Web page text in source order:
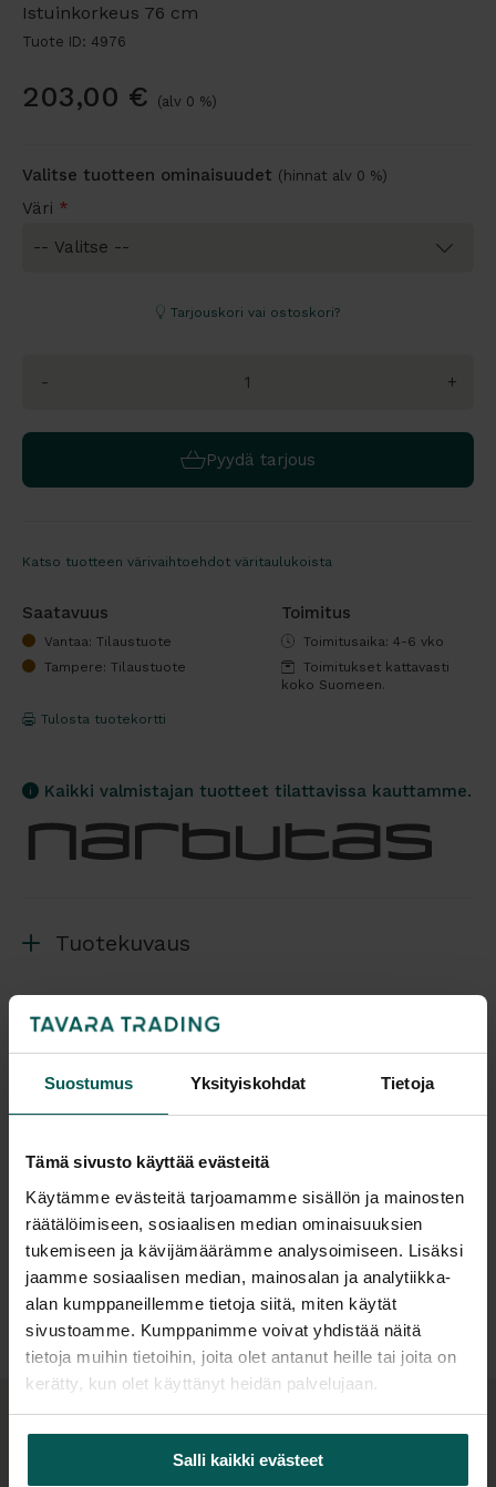
Suostumus Yksityiskohdat Tietoja
Tämä sivusto käyttää evästeitä
Käytämme evästeitä tarjoamamme sisällön ja mainosten
räätälöimiseen, sosiaalisen median ominaisuuksien
tukemiseen ja kävijämäärämme analysoimiseen. Lisäksi
jaamme sosiaalisen median, mainosalan ja analytiikka-
alan kumppaneillemme tietoja siitä, miten käytät
sivustoamme. Kumppanimme voivat yhdistää näitä
tietoja muihin tietoihin, joita olet antanut heille tai joita on
kerätty, kun olet käyttänyt heidän palvelujaan.
Salli kaikki evästeet
Istuinkorkeus 76 cm
Tuote ID: 4976
203,00 € (alv 0 %)
Valitse tuotteen ominaisuudet (hinnat alv 0 %)
Väri *
Tarjouskori vai ostoskori?
- +
Pyydä tarjous
Katso tuotteen värivaihtoehdot väritaulukoista
Saatavuus
Vantaa: Tilaustuote
Tampere: Tilaustuote
Toimitus
Toimitusaika: 4-6 vko
Toimitukset kattavasti
koko Suomeen.
Tulosta tuotekortti
Kaikki valmistajan tuotteet tilattavissa kauttamme.
Tuotekuvaus
POLYTONE-L on baarituoli, joka soveltuu
toimistoihin sekä ravintoloihin ja kahviloihin.
Istuin on korkealaatuista polypropyleenia,
istuin 20 mm pehmusteella ja verhoilu kankaalla
tai keinonahalla. Tuoli on pinottava.
Materiaali- ja värivaihtoehdot:
Istuimen ja rungon materiaali
polypropyleeni/metalli, eri värivaihtoehtoja.
Istuimen verhoiluun useita eri verhoilu- ja
värivaihtoehtoja. Katso lisää värikartoista ja valitse
omasi!
Suunnittelija
Lisätiedot